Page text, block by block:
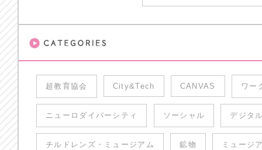
超教育協会 City&Tech CANVAS ワー
ニューロダイバーシティ ソーシャル デジタ
チルドレンズ・ミュージアム 鉱物 ミュージ